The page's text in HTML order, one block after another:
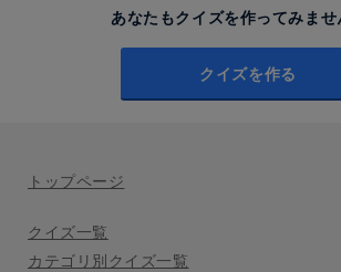
あなたもクイズを作ってみませ
クイズを作る
トップページ
クイズ一覧
カテゴリ別クイズ一覧